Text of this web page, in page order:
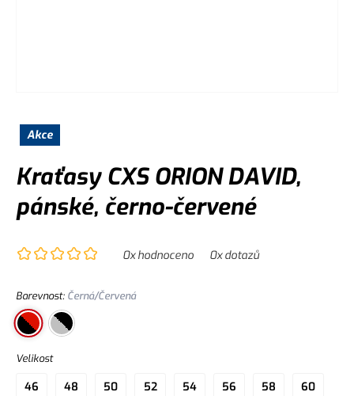
Akce
Kraťasy CXS ORION DAVID,
pánské, černo-červené
0x hodnoceno 0x dotazů
Barevnost: Černá/Červená
Velikost
46 48 50 52 54 56 58 60